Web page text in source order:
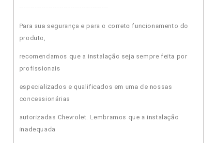
----------------------------------------
Para sua segurança e para o correto funcionamento do
produto,
recomendamos que a instalação seja sempre feita por
profissionais
especializados e qualificados em uma de nossas
concessionárias
autorizadas Chevrolet. Lembramos que a instalação
inadequada